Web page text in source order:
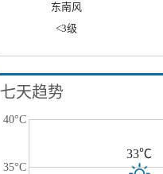
东南风
<3级
七天趋势
40°C
35°C
33℃